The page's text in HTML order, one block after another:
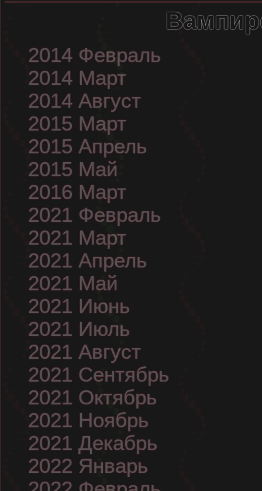
2014 Февраль
2014 Март
2014 Август
2015 Март
2015 Апрель
2015 Май
2016 Март
2021 Февраль
2021 Март
2021 Апрель
2021 Май
2021 Июнь
2021 Июль
2021 Август
2021 Сентябрь
2021 Октябрь
2021 Ноябрь
2021 Декабрь
2022 Январь